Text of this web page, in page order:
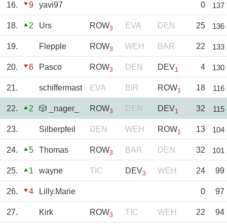
16. 9 yavi97 0 137
18. 2 Urs ROW3 EVA DEN 25 136
19. Flepple ROW3 WEH BAR 22 133
20. 6 Pasco ROW3 DEN DEV1 4 130
21. schiffermast EVA BIR ROW1 18 116
22. 2 🎲 _nager_ ROW3 DEN DEV1 32 115
23. Silberpfeil DEN WEH ROW1 13 104
24. 5 Thomas ROW3 BAR DEN 32 101
25. 1 wayne TIC DEV3 WEH 24 99
26. 4 Lilly.Marie 0 97
27. Kirk ROW3 TIC WEH 22 94